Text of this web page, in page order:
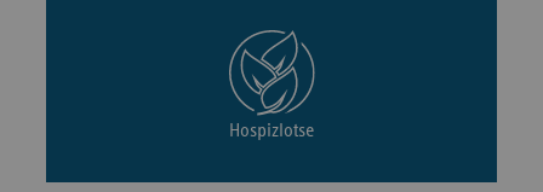
Hospizlotse